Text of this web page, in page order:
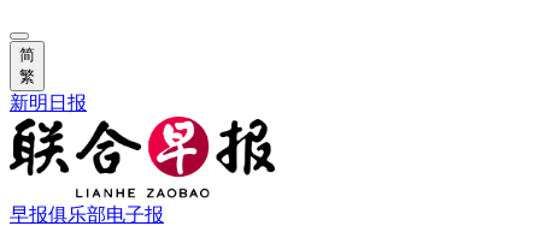
简
繁
新明日报
早报俱乐部电子报